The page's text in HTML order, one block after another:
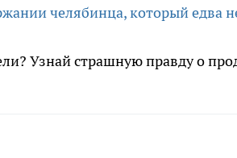
челябинца, который едва
Узнай страшную правду о